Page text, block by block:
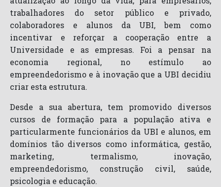
trabalhadores do setor público e privado,
colaboradores e alunos da UBI, bem como
incentivar e reforçar a cooperação entre a
Universidade e as empresas. Foi a pensar na
economia regional, no estímulo ao
empreendedorismo e à inovação que a UBI decidiu
criar esta estrutura.
Desde a sua abertura, tem promovido diversos
cursos de formação para a população ativa e
particularmente funcionários da UBI e alunos, em
domínios tão diversos como informática, gestão,
marketing, termalismo, inovação,
empreendedorismo, construção civil, saúde,
psicologia e educação.